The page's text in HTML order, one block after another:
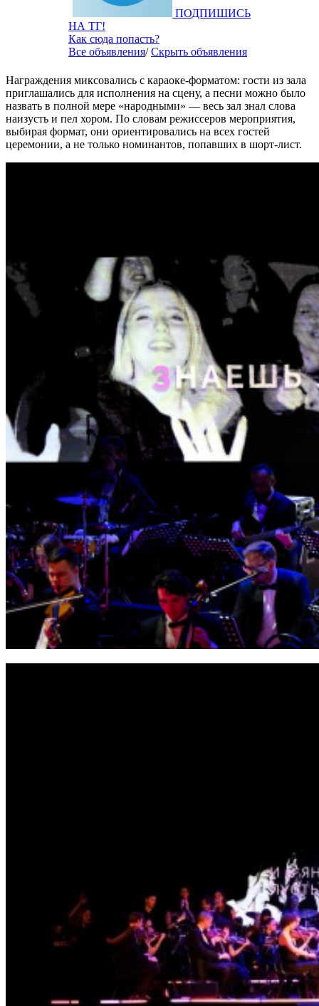
ПОДПИШИСЬ
НА ТГ!
Как сюда попасть?
Все объявления/Скрыть объявления
Награждения миксовались с караоке-форматом: гости из зала
приглашались для исполнения на сцену, а песни можно было
назвать в полной мере «народными» — весь зал знал слова
наизусть и пел хором. По словам режиссеров мероприятия,
выбирая формат, они ориентировались на всех гостей
церемонии, а не только номинантов, попавших в шорт-лист.